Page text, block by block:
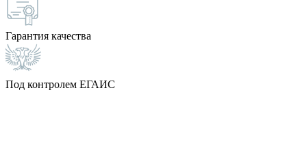
Гарантия качества
Под контролем ЕГАИС